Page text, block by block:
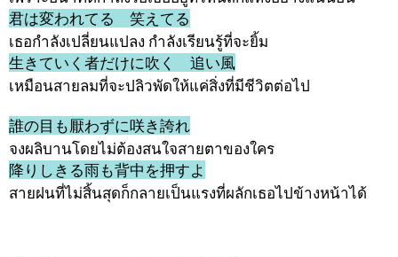
君は変われてる 笑えてる
เธอกำลังเปลี่ยนแปลง กำลังเรียนรู้ที่จะยิ้ม
生きていく者だけに吹く 追い風
เหมือนสายลมที่จะปลิวพัดให้แค่สิ่งที่มีชีวิตต่อไป
誰の目も厭わずに咲き誇れ
จงผลิบานโดยไม่ต้องสนใจสายตาของใคร
降りしきる雨も背中を押すよ
สายฝนที่ไม่สิ้นสุดก็กลายเป็นแรงที่ผลักเธอไปข้างหน้าได้